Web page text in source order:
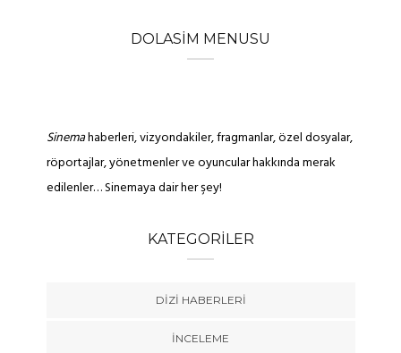
DOLASIM MENUSU
Sinemahaberleri, vizyondakiler, fragmanlar, özel dosyalar,
röportajlar, yönetmenler ve oyuncular hakkında merak
edilenler… Sinemaya dair her şey!
KATEGORILER
DIZI HABERLERI
İNCELEME